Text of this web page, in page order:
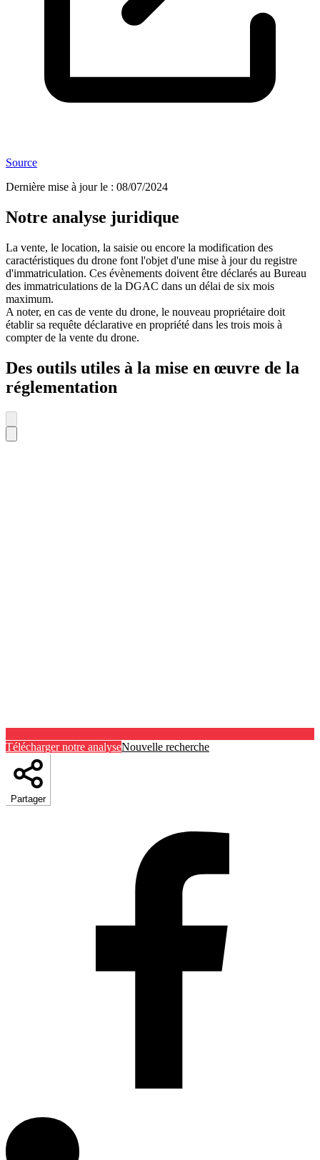
Source
Dernière mise à jour le : 08/07/2024
Notre analyse juridique
La vente, le location, la saisie ou encore la modification des
caractéristiques du drone font l'objet d'une mise à jour du registre
d'immatriculation. Ces évènements doivent être déclarés au Bureau
des immatriculations de la DGAC dans un délai de six mois
maximum.
A noter, en cas de vente du drone, le nouveau propriétaire doit
établir sa requête déclarative en propriété dans les trois mois à
compter de la vente du drone.
Des outils utiles à la mise en œuvre de la
réglementation
Télécharger notre analyseNouvelle recherche
Partager